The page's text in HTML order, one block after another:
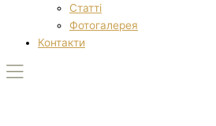
Статті
Фотогалерея
Контакти